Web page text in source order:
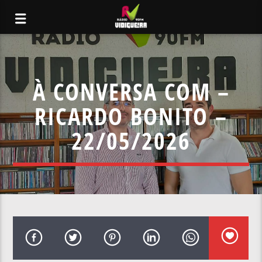
À CONVERSA COM –
RICARDO BONITO –
22/05/2026